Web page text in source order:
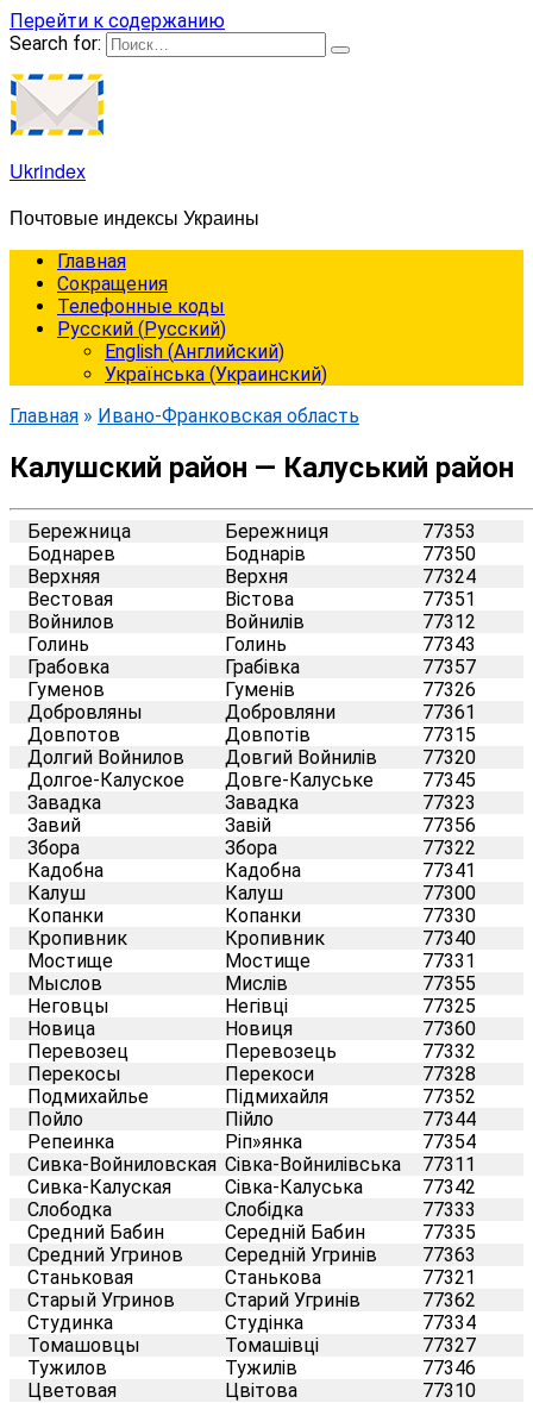
Перейти к содержанию
Search for:
Ukrindex
Почтовые индексы Украины
Главная
Сокращения
Телефонные коды
Русский (Русский)
English (Английский)
Українська (Украинский)
Главная » Ивано-Франковская область
Калушский район — Калуський район
Бережница Бережниця
77353
Боднарев
Боднарів
77350
Верхняя
Верхня
77324
Вестовая
Вістова
77351
Войнилов
Войнилів
77312
Голинь
Голинь
77343
Грабовка
Грабівка
77357
Гуменов
Гуменів
77326
Добровляны
Добровляни
77361
Довпотов
Довпотів
77315
Долгий Войнилов
Довгий Войнилів
77320
Долгое-Калуское
Довге-Калуське
77345
Завадка
Завадка
77323
Завий
Завій
77356
Збора
Збора
77322
Кадобна
Кадобна
77341
Калуш
Калуш
77300
Копанки
Копанки
77330
Кропивник
Кропивник
77340
Мостище
Мостище
77331
Мыслов
Мислів
77355
Неговцы
Негівці
77325
Новица
Новиця
77360
Перевозец
Перевозець
77332
Перекосы
Перекоси
77328
Подмихайлье
Підмихайля
77352
Пойло
Пійло
77344
Репеинка
Ріп»янка
77354
Сивка-Войниловская Сівка-Войнилівська
77311
Сивка-Калуская
Сівка-Калуська
77342
Слободка
Слобідка
77333
Средний Бабин
Середній Бабин
77335
Средний Угринов
Середній Угринів
77363
Станьковая
Станькова
77321
Старый Угринов
Старий Угринів
77362
Студинка
Студінка
77334
Томашовцы
Томашівці
77327
Тужилов
Тужилів
77346
Цветовая
Цвітова 77310